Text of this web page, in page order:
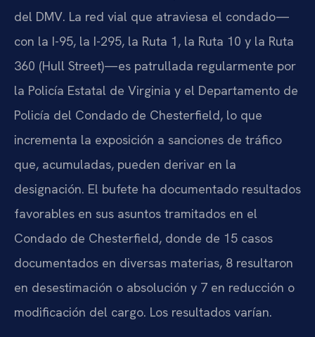
del DMV. La red vial que atraviesa el condado—
con la I-95, la I-295, la Ruta 1, la Ruta 10 y la Ruta
360 (Hull Street)—es patrullada regularmente por
la Policía Estatal de Virginia y el Departamento de
Policía del Condado de Chesterfield, lo que
incrementa la exposición a sanciones de tráfico
que, acumuladas, pueden derivar en la
designación. El bufete ha documentado resultados
favorables en sus asuntos tramitados en el
Condado de Chesterfield, donde de 15 casos
documentados en diversas materias, 8 resultaron
en desestimación o absolución y 7 en reducción o
modificación del cargo. Los resultados varían.